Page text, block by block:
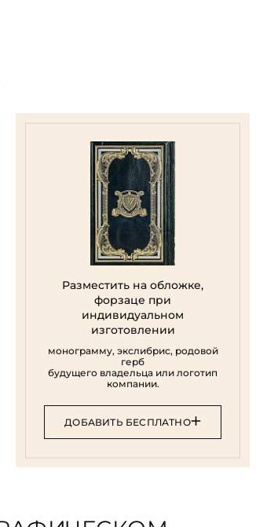
Разместить на обложке,
форзаце при
индивидуальном
изготовлении
монограмму, экслибрис, родовой
герб
будущего владельца или логотип
компании.
ДОБАВИТЬ БЕСПЛАТНО